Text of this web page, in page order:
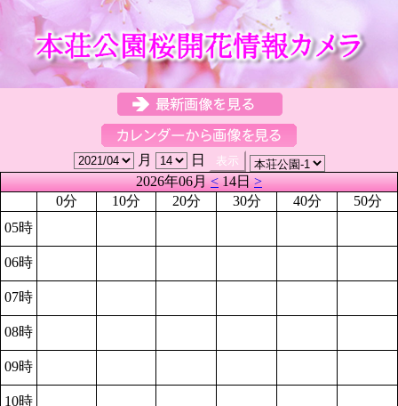
月
日
2026年06月<14日>
0分
10分 20分 30分 40分
50分
05時
06時
07時
08時
09時
10時